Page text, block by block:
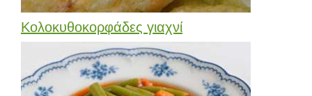
Κολοκυθοκορφάδες γιαχνί